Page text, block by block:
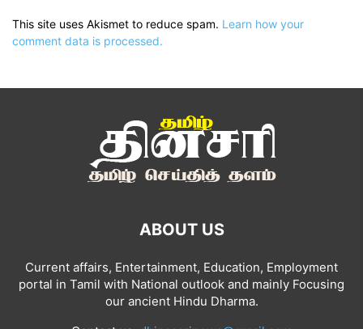
This site uses Akismet to reduce spam. Learn how your
comment data is processed.
ABOUT US
Current affairs, Entertainment, Education, Employment
portal in Tamil with National outlook and mainly Focusing
our ancient Hindu Dharma.